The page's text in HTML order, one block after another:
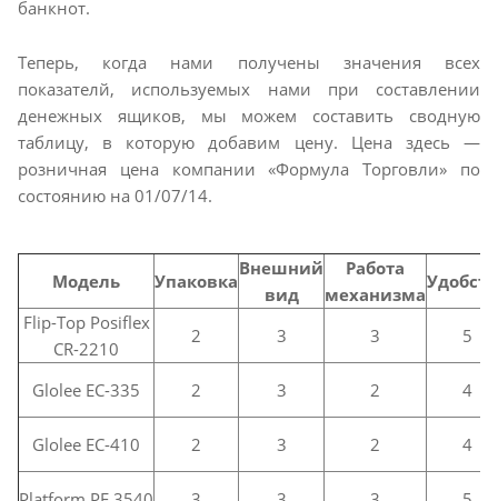
банкнот.
Теперь, когда нами получены значения всех
показателй, используемых нами при составлении
денежных ящиков, мы можем составить сводную
таблицу, в которую добавим цену. Цена здесь —
розничная цена компании «Формула Торговли» по
состоянию на 01/07/14.
Модель Упаковка
Внешний
вид
Работа
механизма
Flip-Top Posiflex
CR-2210
2 3 3 5
Glolee EC-335 2 3 2 4
Glolee EC-410 2 3 2 4